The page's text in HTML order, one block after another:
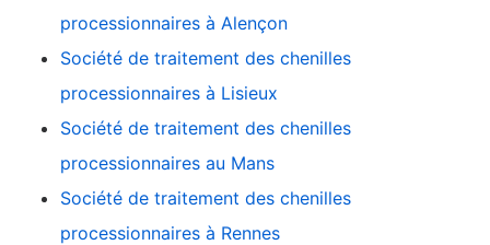
processionnaires à Alençon
Société de traitement des chenilles
processionnaires à Lisieux
Société de traitement des chenilles
processionnaires au Mans
Société de traitement des chenilles
processionnaires à Rennes